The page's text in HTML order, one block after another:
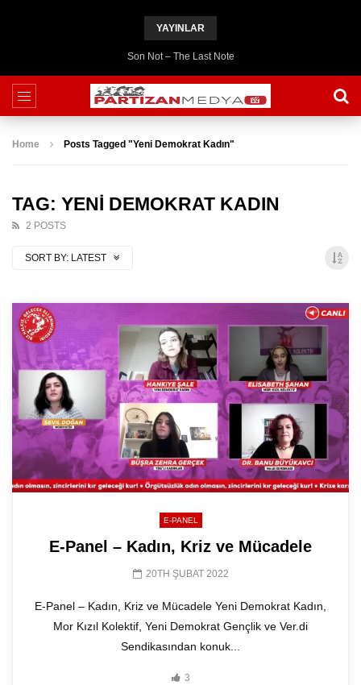
YAYINLAR
Son Not – The Last Note
Home Posts Tagged "Yeni Demokrat Kadın"
TAG: YENI DEMOKRAT KADIN
2 POSTS
SORT BY: LATEST
E-PANEL
E-Panel – Kadın, Kriz ve Mücadele
20TH ŞUBAT 2022
E-Panel – Kadın, Kriz ve Mücadele Yeni Demokrat Kadın,
Mor Kızıl Kolektif, Yeni Demokrat Gençlik ve Ver.di
Sendikasından konuk...
3